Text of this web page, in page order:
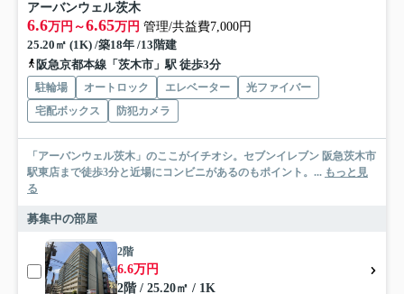
アーバンウェル茨木
6.6万円～6.65万円 管理/共益費7,000円
25.20㎡ (1K) /築18年 /13階建
阪急京都本線「茨木市」駅 徒歩3分
駐輪場 オートロック エレベーター
光ファイバー
宅配ボックス
防犯カメラ
「アーバンウェル茨木」のここがイチオシ。セブンイレブン 阪急茨木市
駅東店まで徒歩3分と近場にコンビニがあるのもポイント。... もっと見
る
募集中の部屋
2階
6.6万円
2階 / 25.20㎡ / 1K